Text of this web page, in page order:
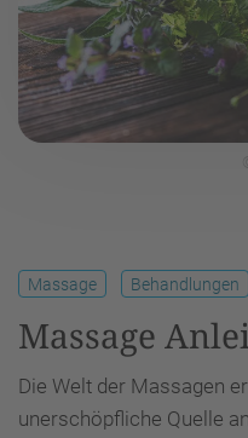
Massage Behandlungen
Massage
Die Welt der Massagen
unerschöpfliche Quelle